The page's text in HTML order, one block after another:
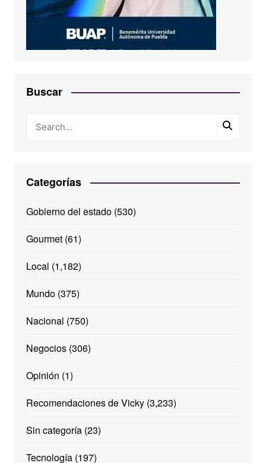
Buscar
Categorías
Gobierno del estado(530)
Gourmet(61)
Local (1,182)
Mundo(375)
Nacional (750)
Negocios(306)
Opinión (1)
Recomendaciones de Vicky(3,233)
Sin categoría(23)
Tecnología(197)